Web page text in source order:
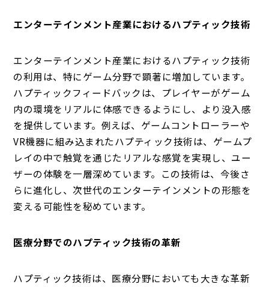
エンターテインメント産業におけるハプティック技術
エンターテインメント産業におけるハプティック技術
の利用は、特にゲーム分野で顕著に増加しています。
ハプティックフィードバックは、プレイヤーがゲーム
内の環境をリアルに体感できるようにし、より没入感
を提供しています。例えば、ゲームコントローラーや
VR機器に組み込まれたハプティック技術は、ゲームプ
レイの中で触覚を通じたリアルな感覚を実現し、ユー
ザーの体験を一層深めています。この技術は、今後さ
らに進化し、次世代のエンターテインメントの形態を
変える可能性を秘めています。
医療分野でのハプティック技術の革新
ハプティック技術は、医療分野においても大きな革新